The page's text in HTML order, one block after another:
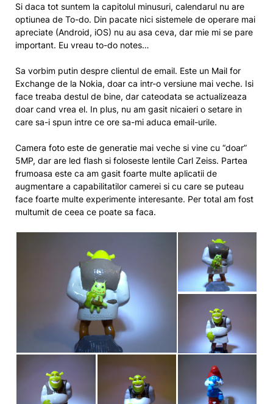
Si daca tot suntem la capitolul minusuri, calendarul nu are
optiunea de To-do. Din pacate nici sistemele de operare mai
apreciate (Android, iOS) nu au asa ceva, dar mie mi se pare
important. Eu vreau to-do notes…
Sa vorbim putin despre clientul de email. Este un Mail for
Exchange de la Nokia, doar ca intr-o versiune mai veche. Isi
face treaba destul de bine, dar cateodata se actualizeaza
doar cand vrea el. In plus, nu am gasit nicaieri o setare in
care sa-i spun intre ce ore sa-mi aduca email-urile.
Camera foto este de generatie mai veche si vine cu “doar”
5MP, dar are led flash si foloseste lentile Carl Zeiss. Partea
frumoasa este ca am gasit foarte multe aplicatii de
augmentare a capabilitatilor camerei si cu care se puteau
face foarte multe experimente interesante. Per total am fost
multumit de ceea ce poate sa faca.